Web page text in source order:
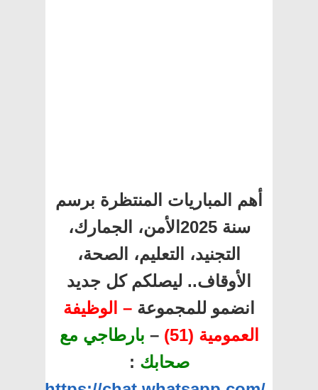
أهم المباريات المنتظرة برسم
سنة 2025الأمن، الجمارك،
التجنيد، التعليم، الصحة،
الأوقاف.. ليصلكم كل جديد
انضمو للمجموعة – الوظيفة
العمومية (51)
– بارطاجي مع
صحابك :